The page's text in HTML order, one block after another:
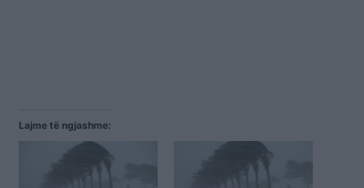
Lajme të ngjashme: